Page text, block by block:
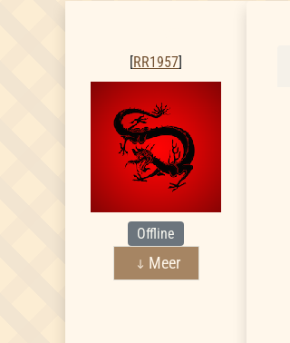
[RR1957]
Offline
Meer